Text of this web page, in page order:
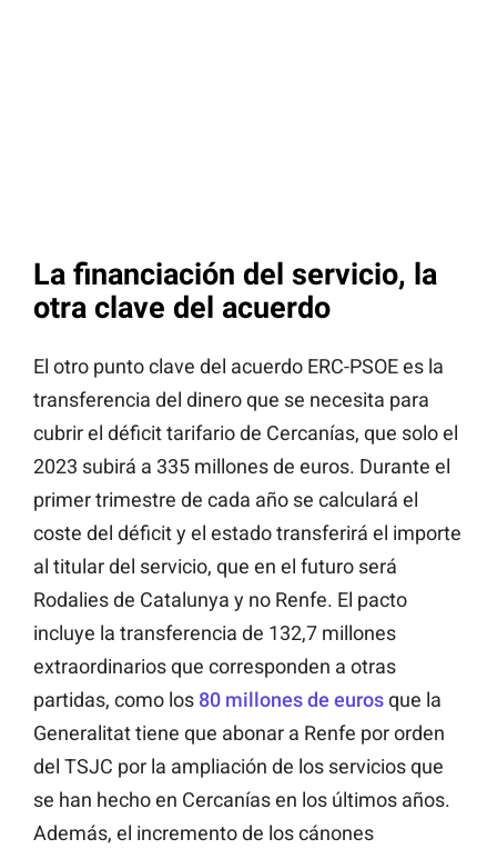
La financiación del servicio, la
otra clave del acuerdo
El otro punto clave del acuerdo ERC-PSOE es la
transferencia del dinero que se necesita para
cubrir el déficit tarifario de Cercanías, que solo el
2023 subirá a 335 millones de euros. Durante el
primer trimestre de cada año se calculará el
coste del déficit y el estado transferirá el importe
al titular del servicio, que en el futuro será
Rodalies de Catalunya y no Renfe. El pacto
incluye la transferencia de 132,7 millones
extraordinarios que corresponden a otras
partidas, como los 80 millones de eurosque la
Generalitat tiene que abonar a Renfe por orden
del TSJC por la ampliación de los servicios que
se han hecho en Cercanías en los últimos años.
Además, el incremento de los cánones